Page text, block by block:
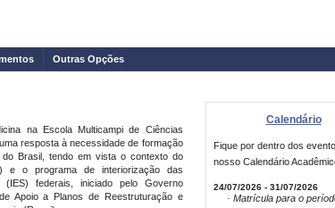
Outras Opções
na Escola Multicampi de Ciências
resposta à necessidade de formação
Brasil, tendo em vista o contexto do
e o programa de interiorização das
(IES) federais, iniciado pelo Governo
Apoio a Planos de Reestruturação e
Calendário
Fique por dentro dos
nosso Calendário
24/07/2026 - 31/07/2026
· Matrícula para o